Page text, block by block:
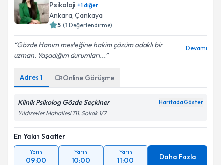
Psikoloji +1diğer
Ankara, Çankaya
5 (1 Değerlendirme)
Gözde Hanım mesleğine hakim çözüm odaklı bir
uzman. Yaşadığım durumları...
Devamı
Adres 1 Online Görüşme
Klinik Psikolog Gözde Seçkiner Haritada Göster
Yıldızevler Mahallesi 711. Sokak 1/7
En Yakın Saatler
Yarın
09:00
Yarın
10:00
Yarın
11:00 Daha Fazla